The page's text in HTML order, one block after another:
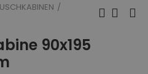
90x195